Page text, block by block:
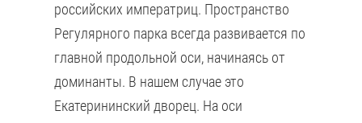
российских императриц. Пространство
Регулярного парка всегда развивается по
главной продольной оси, начинаясь от
доминанты. В нашем случае это
Екатерининский дворец. На оси